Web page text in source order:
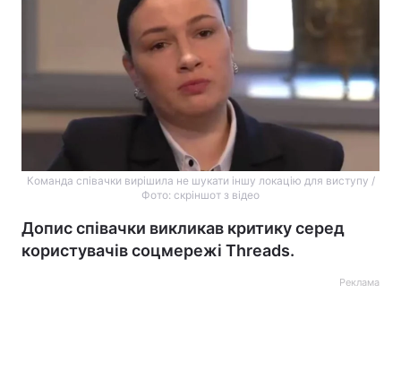
Команда співачки вирішила не шукати іншу локацію для виступу /
Фото: скріншот з відео
Допис співачки викликав критику серед
користувачів соцмережі Threads.
Реклама